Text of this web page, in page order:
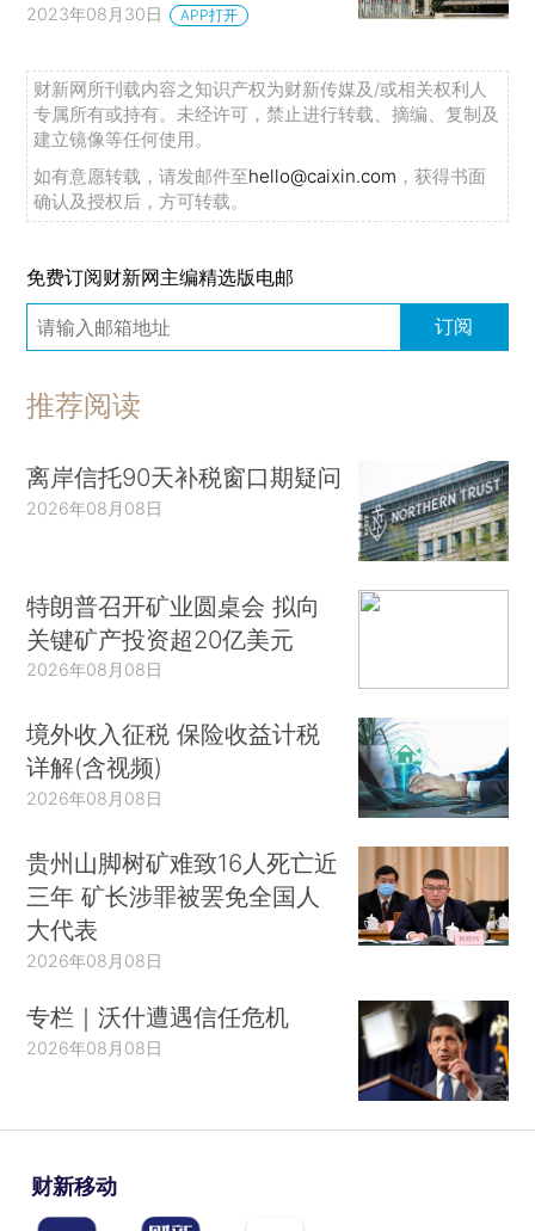
2023年08月30日 APP打开
财新网所刊载内容之知识产权为财新传媒及/或相关权利人
专属所有或持有。未经许可，禁止进行转载、摘编、复制及
建立镜像等任何使用。
如有意愿转载，请发邮件至hello@caixin.com ，获得书面
确认及授权后，方可转载。
免费订阅财新网主编精选版电邮
订阅
推荐阅读
离岸信托90天补税窗口期疑问
2026年08月08日
特朗普召开矿业圆桌会 拟向
关键矿产投资超20亿美元
2026年08月08日
境外收入征税 保险收益计税
详解(含视频)
2026年08月08日
贵州山脚树矿难致16人死亡近
三年 矿长涉罪被罢免全国人
大代表
2026年08月08日
专栏｜沃什遭遇信任危机
2026年08月08日
财新移动